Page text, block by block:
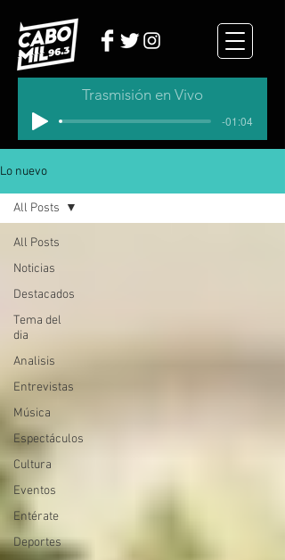
Trasmisión en Vivo
-01:04
Lo nuevo
All Posts
Noticias
Destacados
Tema del
dia
Analisis
Entrevistas
Música
Espectáculos
Cultura
Eventos
Entérate
Deportes
All Posts